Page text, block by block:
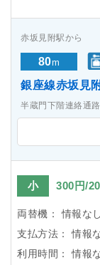
赤坂見附駅から
80m
銀座線赤坂見
半蔵門下階連絡通路
小 300円/
両替機：
情報なし
支払方法：
情報
利用時間：
情報